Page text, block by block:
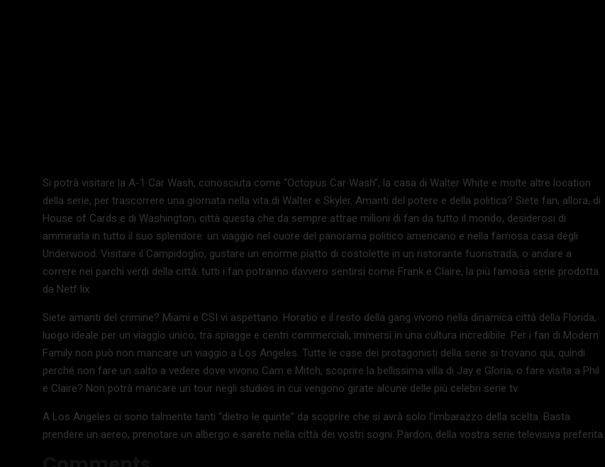
Si potrà visitare la A-1 Car Wash, conosciuta come “Octopus Car Wash”, la casa di Walter White e molte altre location
della serie, per trascorrere una giornata nella vita di Walter e Skyler. Amanti del potere e della politica? Siete fan, allora, di
House of Cards e di Washington, città questa che da sempre attrae milioni di fan da tutto il mondo, desiderosi di
ammirarla in tutto il suo splendore: un viaggio nel cuore del panorama politico americano e nella famosa casa degli
Underwood. Visitare il Campidoglio, gustare un enorme piatto di costolette in un ristorante fuoristrada, o andare a
correre nei parchi verdi della città: tutti i fan potranno davvero sentirsi come Frank e Claire, la più famosa serie prodotta
da Netf lix.
Siete amanti del crimine? Miami e CSI vi aspettano. Horatio e il resto della gang vivono nella dinamica città della Florida,
luogo ideale per un viaggio unico, tra spiagge e centri commerciali, immersi in una cultura incredibile. Per i fan di Modern
Family non può non mancare un viaggio a Los Angeles. Tutte le case dei protagonisti della serie si trovano qui, quindi
perché non fare un salto a vedere dove vivono Cam e Mitch, scoprire la bellissima villa di Jay e Gloria, o fare visita a Phil
e Claire? Non potrà mancare un tour negli studios in cui vengono girate alcune delle più celebri serie tv.
A Los Angeles ci sono talmente tanti “dietro le quinte” da scoprire che si avrà solo l’imbarazzo della scelta. Basta
prendere un aereo, prenotare un albergo e sarete nella città dei vostri sogni. Pardon, della vostra serie televisiva preferita.